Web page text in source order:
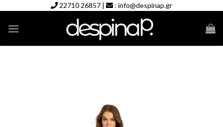
content
22710 26857 | : info@despinap.gr